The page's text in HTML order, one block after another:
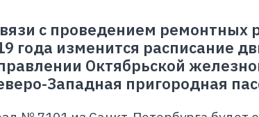
с проведением ремонтных
года изменится расписание
Октябрьской
Западная пригородная